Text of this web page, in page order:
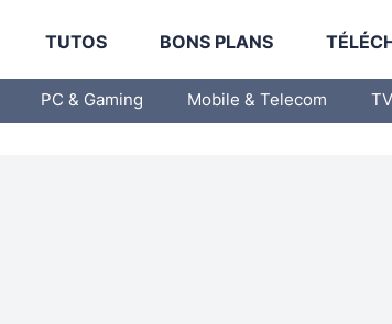
TUTOS BONS PLANS
PC & Gaming Mobile & Telecom